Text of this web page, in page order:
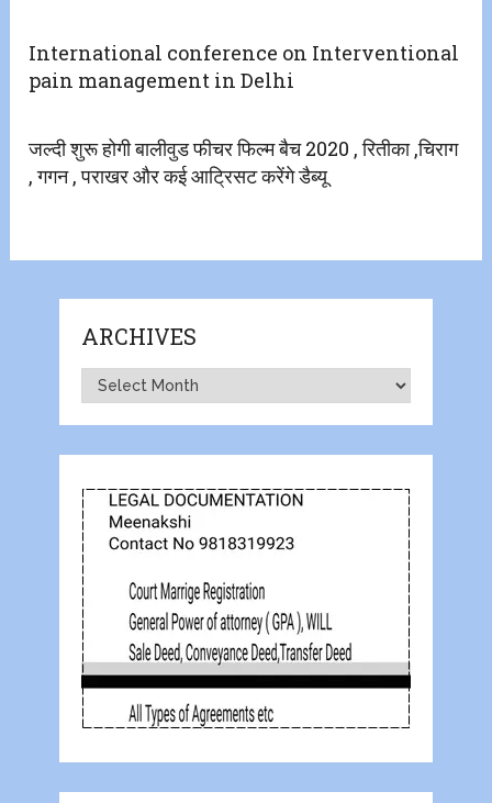
International conference on Interventional
pain management in Delhi
जल्दी शुरू होगी बालीवुड फीचर फिल्म बैच 2020 , रितीका ,चिराग
, गगन , पराखर और कई आट्रिसट करेंगे डैब्यू
ARCHIVES
Archives